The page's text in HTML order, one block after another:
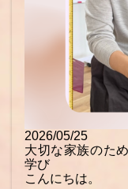
2026/05/25
大切な家族のた
学び
こんにちは。